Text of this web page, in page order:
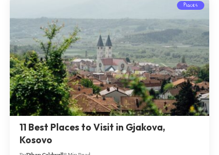
Places
11 Best Places to Visit in Gjakova,
Kosovo